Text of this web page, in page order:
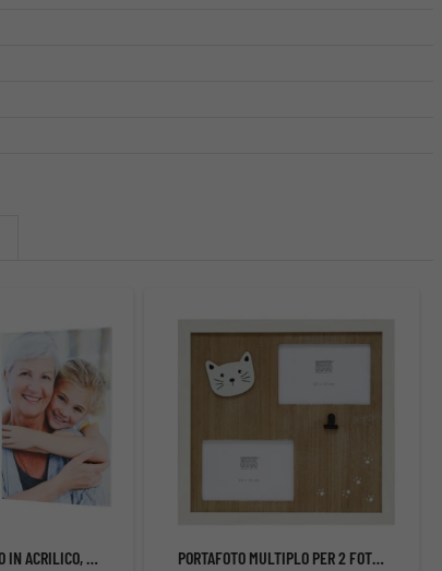
PORTAFOTO DOPPIO IN ACRILICO, FORMATO RITRATTO PORTAFOTO MULTIPLO PER 2 FOTO CON GATTINO E PASSEPARTOUT IN LEGNO